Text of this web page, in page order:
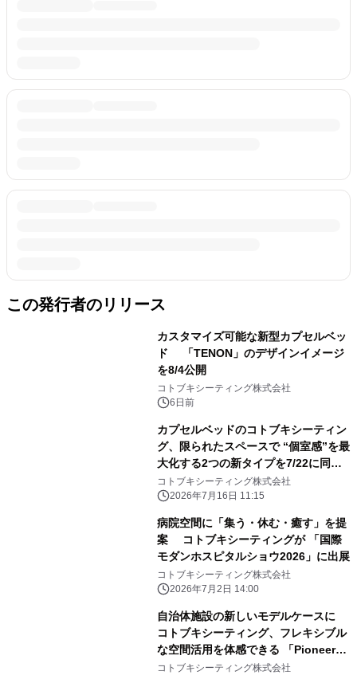
この発行者のリリース
カスタマイズ可能な新型カプセルベッ
ド 「TENON」のデザインイメージ
を8/4公開
コトブキシーティング株式会社
6日前
カプセルベッドのコトブキシーティン
グ、限られたスペースで “個室感”を最
大化する2つの新タイプを7/22に同時
発売！
コトブキシーティング株式会社
2026年7月16日 11:15
病院空間に「集う・休む・癒す」を提
案 コトブキシーティングが 「国際
モダンホスピタルショウ2026」に出展
コトブキシーティング株式会社
2026年7月2日 14:00
自治体施設の新しいモデルケースに
コトブキシーティング、フレキシブル
な空間活用を体感できる 「Pioneer
Hall」を7月1日オープン
コトブキシーティング株式会社